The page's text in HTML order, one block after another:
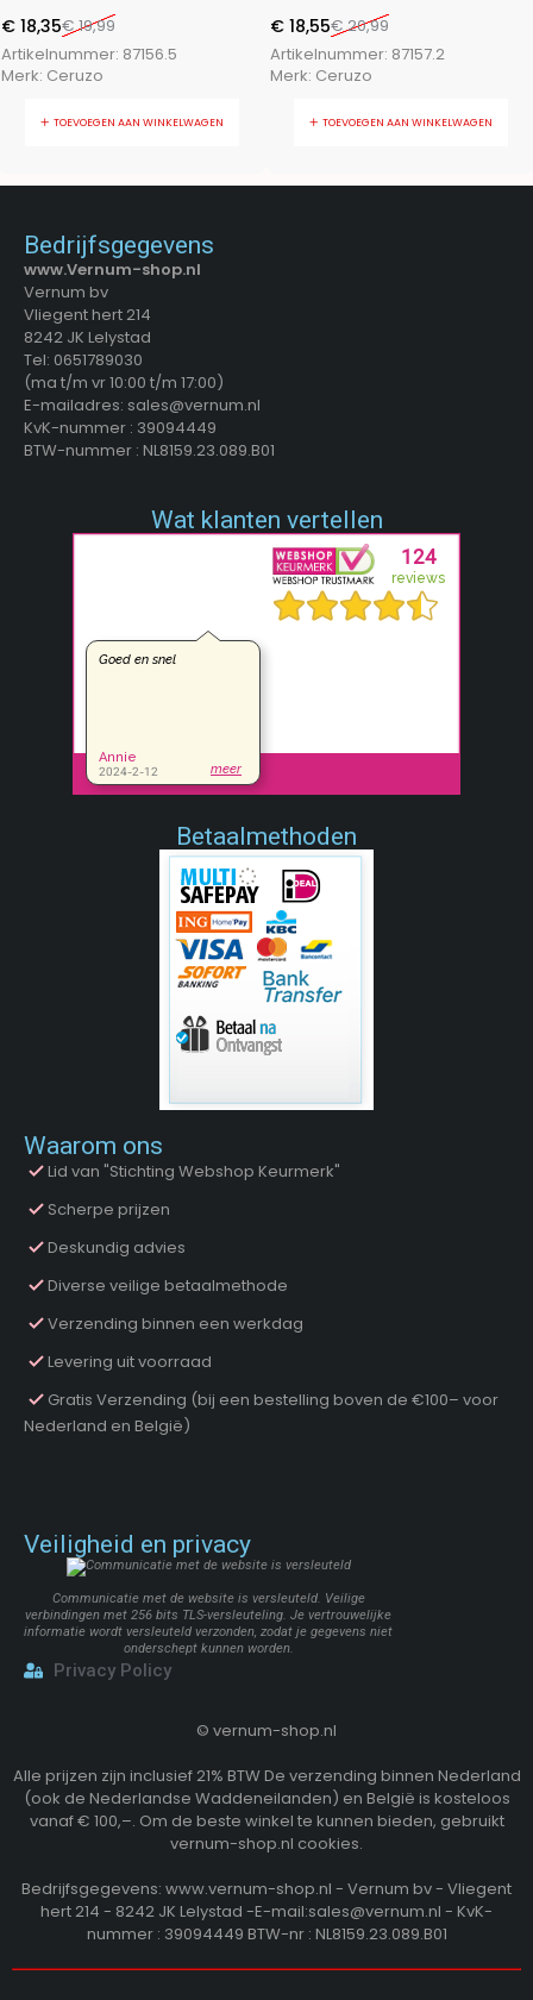
€19,99
€ 18,35
Artikelnummer: 87156.5
Merk: Ceruzo
TOEVOEGEN AAN WINKELWAGEN
€20,99
€ 18,55
Artikelnummer: 87157.2
Merk: Ceruzo
TOEVOEGEN AAN WINKELWAGEN
Bedrijfsgegevens
www.Vernum-shop.nl
Vernum bv
Vliegent hert 214
8242 JK Lelystad
Tel: 0651789030
(ma t/m vr 10:00 t/m 17:00)
E-mailadres: sales@vernum.nl
KvK-nummer : 39094449
BTW-nummer : NL8159.23.089.B01
Wat klanten vertellen
Betaalmethoden
Waarom ons
Lid van "Stichting Webshop Keurmerk"
Scherpe prijzen
Deskundig advies
Diverse veilige betaalmethode
Verzending binnen een werkdag
Levering uit voorraad
Gratis Verzending (bij een bestelling boven de €100– voor
Nederland en België)
Veiligheid en privacy
Communicatie met de website is versleuteld. Veilige
verbindingen met 256 bits TLS-versleuteling. Je vertrouwelijke
informatie wordt versleuteld verzonden, zodat je gegevens niet
onderschept kunnen worden.
Privacy Policy
© vernum-shop.nl
Alle prijzen zijn inclusief 21% BTW De verzending binnen Nederland
(ook de Nederlandse Waddeneilanden) en België is kosteloos
vanaf € 100,–. Om de beste winkel te kunnen bieden, gebruikt
vernum-shop.nl cookies.
Bedrijfsgegevens: www.vernum-shop.nl - Vernum bv - Vliegent
hert 214 - 8242 JK Lelystad -E-mail:sales@vernum.nl - KvK-
nummer : 39094449 BTW-nr : NL8159.23.089.B01